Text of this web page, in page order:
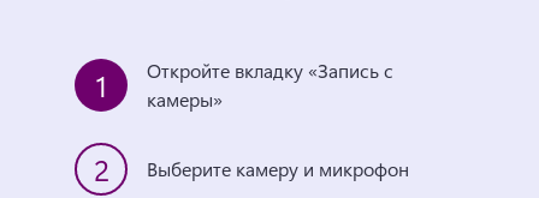
1
Откройте вкладку «Запись с
камеры»
2 Выберите камеру и микрофон